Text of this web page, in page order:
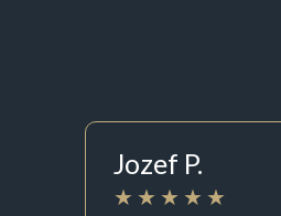
Jozef P.